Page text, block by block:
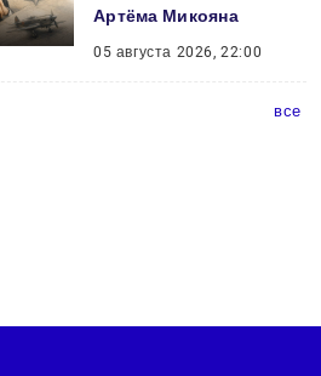
Артёма Микояна
05 августа 2026, 22:00
все